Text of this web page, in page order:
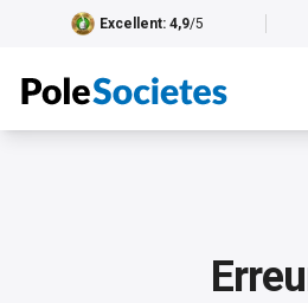
Excellent: 4,9/5